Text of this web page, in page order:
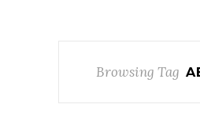
Browsing Tag